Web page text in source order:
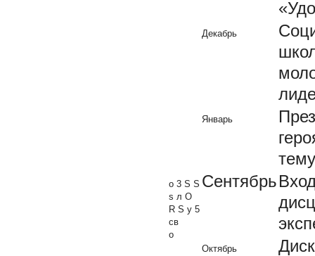
Декабрь
Январь
о 3 S S
s л О
R S у 5
св
о
Сентябрь
Октябрь